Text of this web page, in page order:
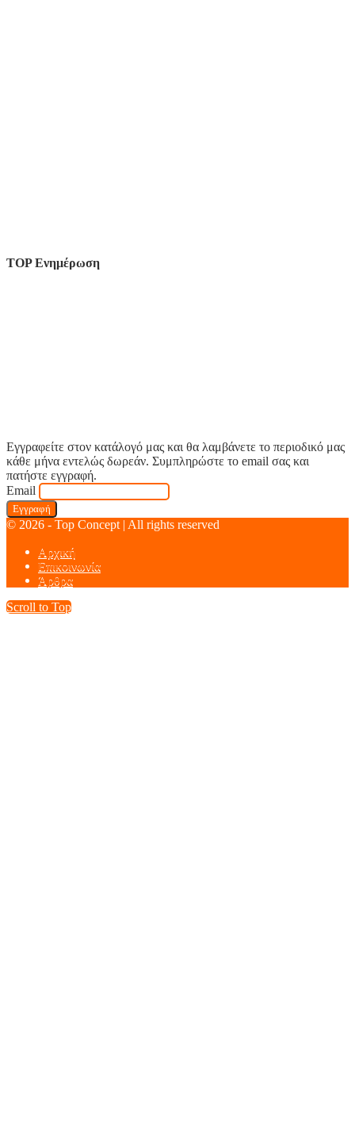
TOP Ενημέρωση
Εγγραφείτε στον κατάλογό μας και θα λαμβάνετε το περιοδικό μας
κάθε μήνα εντελώς δωρεάν. Συμπληρώστε το email σας και
πατήστε εγγραφή.
Email
© 2026 - Top Concept | All rights reserved
Αρχική
Επικοινωνία
Άρθρα
Scroll to Top